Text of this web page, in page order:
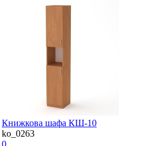
Книжкова шафа КШ-10
ko_0263
0